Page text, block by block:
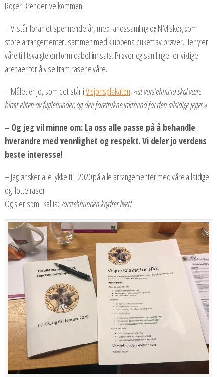
Roger Brenden velkommen!
– Vi står foran et spennende år, med landssamling og NM skog som
store arrangementer, sammen med klubbens bukett av prøver. Her yter
våre tillitsvalgte en formidabel innsats. Prøver og samlinger er viktige
arenaer for å vise fram rasene våre.
– Målet er jo, som det står iVisjonsplakaten, «at vorstehhund skal være
blant eliten av fuglehunder, og den foretrukne jakthund for den allsidige jeger.»
– Og jeg vil minne om: La oss alle passe på å behandle
hverandre med vennlighet og respekt. Vi deler jo verdens
beste interesse!
– Jeg ønsker alle lykke til i 2020 på alle arrangementer med våre allsidige
og flotte raser!
Og sier som Kallis: Vorstehhunden krydrer livet!